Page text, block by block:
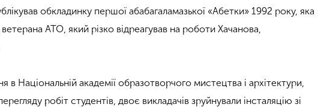
обкладинку першої абабагаламазької «Абетки» 1992 року, яка
АТО, який різко відреагував на роботи Хачанова,
в Національній академії образотворчого мистецтва і архітектури,
робіт студентів, двоє викладачів зруйнували інсталяцію зі